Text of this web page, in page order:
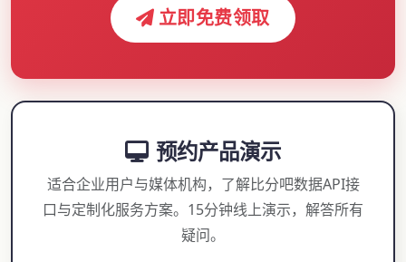
立即免费领取
预约产品演示
适合企业用户与媒体机构，了解比分吧数据API接
口与定制化服务方案。15分钟线上演示，解答所有
疑问。